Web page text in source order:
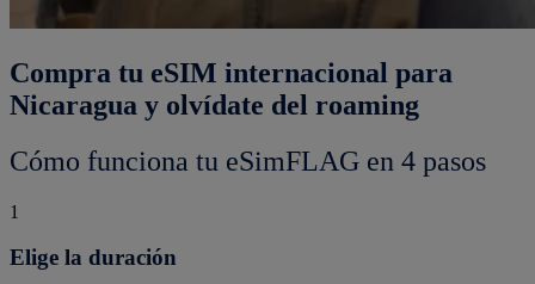
Compra tu eSIM internacional para
Nicaragua y olvídate del roaming
Cómo funciona tu eSimFLAG en 4 pasos
1
Elige la duración